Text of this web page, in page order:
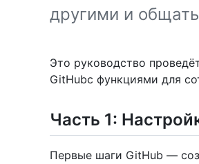
другими и
Это руководство
GitHubс функциями для
Часть 1:
Первые шаги GitHub —